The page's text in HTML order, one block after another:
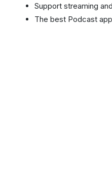
Support streaming
The best Podcast app